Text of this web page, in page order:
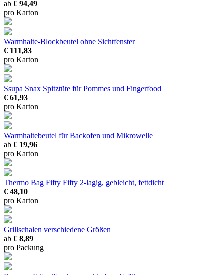
ab € 94,49
pro Karton
Warmhalte-Blockbeutel ohne Sichtfenster
€ 111,83
pro Karton
Ssupa Snax Spitztüte für Pommes und Fingerfood
€ 61,93
pro Karton
Warmhaltebeutel für Backofen und Mikrowelle
ab € 19,96
pro Karton
Thermo Bag Fifty Fifty 2-lagig, gebleicht, fettdicht
€ 48,10
pro Karton
Grillschalen verschiedene Größen
ab € 8,89
pro Packung